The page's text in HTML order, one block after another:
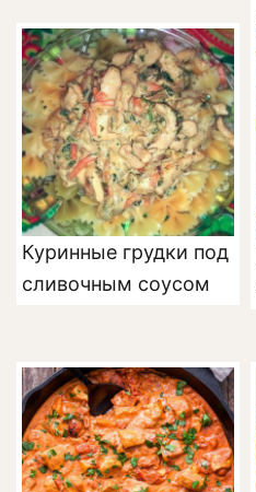
Куринные грудки под
сливочным соусом